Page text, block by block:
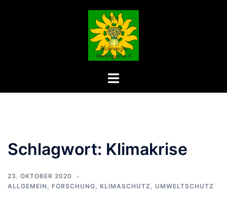
Menü
Schlagwort: Klimakrise
23. OKTOBER 2020
ALLGEMEIN , FORSCHUNG, KLIMASCHUTZ , UMWELTSCHUTZ